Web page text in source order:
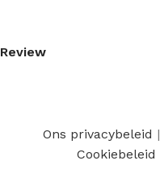
Review
Ons privacybeleid |
Cookiebeleid